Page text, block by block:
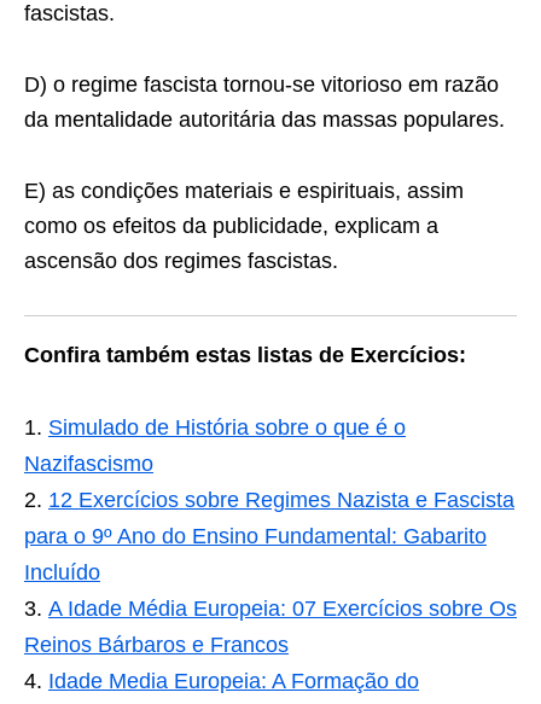
fascistas.
D) o regime fascista tornou-se vitorioso em razão
da mentalidade autoritária das massas populares.
E) as condições materiais e espirituais, assim
como os efeitos da publicidade, explicam a
ascensão dos regimes fascistas.
Confira também estas listas de Exercícios:
Simulado de História sobre o que é o
Nazifascismo
12 Exercícios sobre Regimes Nazista e Fascista
para o 9º Ano do Ensino Fundamental: Gabarito
Incluído
A Idade Média Europeia: 07 Exercícios sobre Os
Reinos Bárbaros e Francos
Idade Media Europeia: A Formação do